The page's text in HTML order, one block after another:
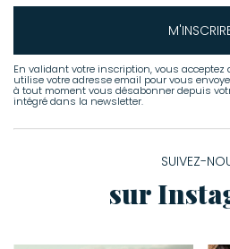
En validant votre inscription, vous acceptez
utilise votre adresse email pour vous
à tout moment vous désabonner depuis
intégré dans la newsletter.
SUIVEZ-
sur